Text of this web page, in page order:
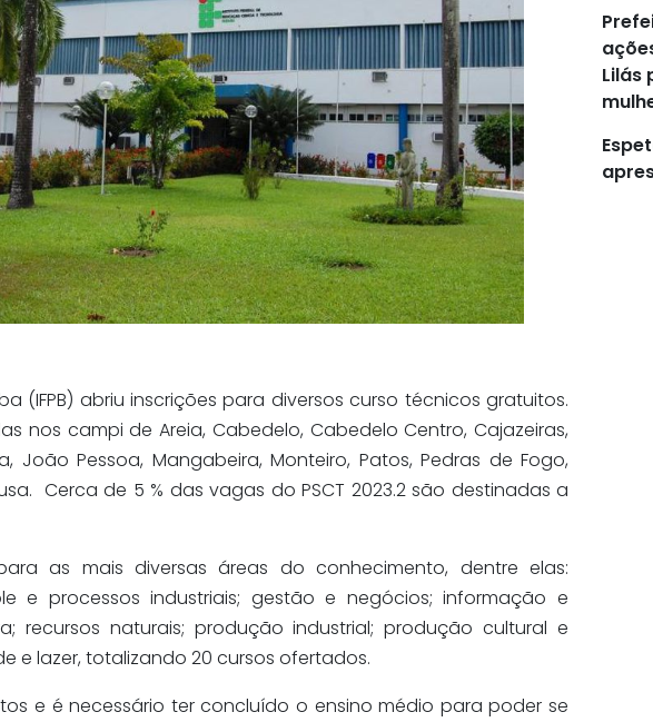
(IFPB) abriu inscrições para diversos curso técnicos gratuitos.
nos campi de Areia, Cabedelo, Cabedelo Centro, Cajazeiras,
João Pessoa, Mangabeira, Monteiro, Patos, Pedras de Fogo,
Cerca de 5 % das vagas do PSCT 2023.2 são destinadas a
as mais diversas áreas do conhecimento, dentre elas:
e processos industriais; gestão e negócios; informação e
recursos naturais; produção industrial; produção cultural e
e lazer, totalizando 20 cursos ofertados.
e é necessário ter concluído o ensino médio para poder se
Lilás